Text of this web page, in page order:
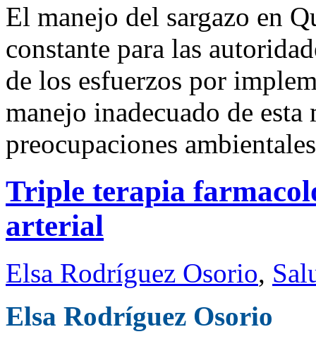
El manejo del sargazo en
constante para las
de los esfuerzos por
manejo inadecuado de
preocupaciones
Triple terapia
arterial
Elsa Rodríguez Osorio,
Elsa Rodríguez Osorio